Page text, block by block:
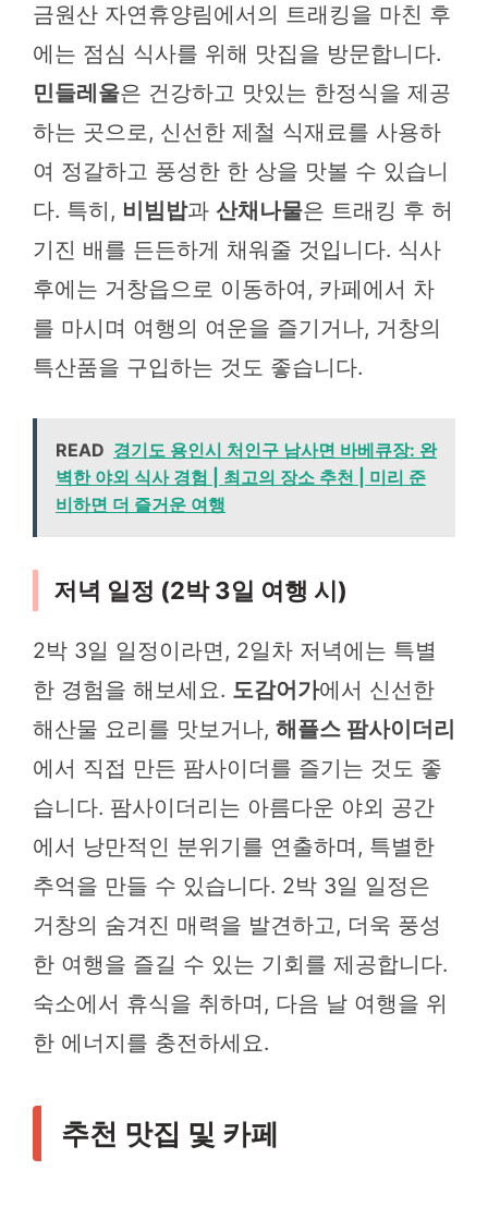
금원산 자연휴양림에서의 트래킹을 마친 후
에는 점심 식사를 위해 맛집을 방문합니다.
민들레울은 건강하고 맛있는 한정식을 제공
하는 곳으로, 신선한 제철 식재료를 사용하
여 정갈하고 풍성한 한 상을 맛볼 수 있습니
다. 특히, 비빔밥과 산채나물은 트래킹 후 허
기진 배를 든든하게 채워줄 것입니다. 식사
후에는 거창읍으로 이동하여, 카페에서 차
를 마시며 여행의 여운을 즐기거나, 거창의
특산품을 구입하는 것도 좋습니다.
READ 경기도 용인시 처인구 남사면 바베큐장: 완
벽한 야외 식사 경험 | 최고의 장소 추천 | 미리 준
비하면 더 즐거운 여행
저녁 일정 (2박 3일 여행 시)
2박 3일 일정이라면, 2일차 저녁에는 특별
한 경험을 해보세요. 도감어가에서 신선한
해산물 요리를 맛보거나, 해플스 팜사이더리
에서 직접 만든 팜사이더를 즐기는 것도 좋
습니다. 팜사이더리는 아름다운 야외 공간
에서 낭만적인 분위기를 연출하며, 특별한
추억을 만들 수 있습니다. 2박 3일 일정은
거창의 숨겨진 매력을 발견하고, 더욱 풍성
한 여행을 즐길 수 있는 기회를 제공합니다.
숙소에서 휴식을 취하며, 다음 날 여행을 위
한 에너지를 충전하세요.
추천 맛집 및 카페